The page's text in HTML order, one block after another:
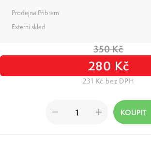
Prodejna Příbram
Externí sklad
350 Kč
280 Kč
231 Kč bez DPH